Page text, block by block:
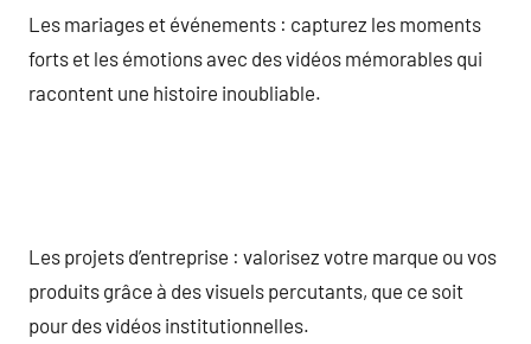
Les mariages et événements : capturez les moments
forts et les émotions avec des vidéos mémorables qui
racontent une histoire inoubliable.
Les projets d’entreprise : valorisez votre marque ou vos
produits grâce à des visuels percutants, que ce soit
pour des vidéos institutionnelles.